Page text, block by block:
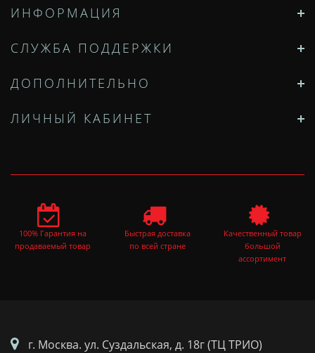
ИНФОРМАЦИЯ
СЛУЖБА ПОДДЕРЖКИ
ДОПОЛНИТЕЛЬНО
ЛИЧНЫЙ КАБИНЕТ
100% Гарантия на
продаваемый товар
Быстрая доставка
по всей стране
Качественный товар
большой
ассортимент
г. Москва. ул. Суздальская, д. 18г (ТЦ ТРИО)